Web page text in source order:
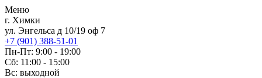
Меню
г. Химки
ул. Энгельса д 10/19 оф 7
+7 (901) 388-51-01
Пн-Пт: 9:00 - 19:00
Сб: 11:00 - 15:00
Вс: выходной